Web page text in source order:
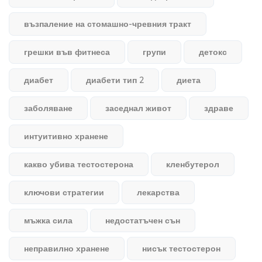
възпаление на стомашно-чревния тракт
грешки във фитнеса групи детокс
диабет диабети тип 2 диета
заболяване заседнал живот здраве
интуитивно хранене
какво убива тестостерона кленбутерол
ключови стратегии лекарства
мъжка сила недостатъчен сън
неправилно хранене нисък тестостерон